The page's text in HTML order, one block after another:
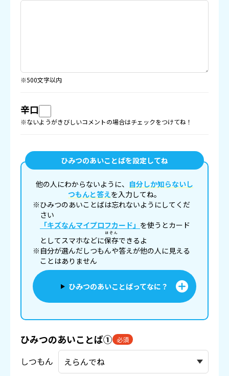
※500文字以内
辛口
※ないようがきびしいコメントの場合はチェックをつけてね！
ひみつのあいことばを設定してね
他の人にわからないように、 自分しか知らないし
つもんと答えを入力してね。
※ひみつのあいことばは忘れないようにしてくだ
さい
「キズなんマイプロフカード」 を使うとカード
としてスマホなどに保存
ほぞん
できるよ
※自分が選んだしつもんや答えが他の人に見える
ことはありません
ひみつのあいことばってなに？
ひみつのあいことば① 必須
しつもん